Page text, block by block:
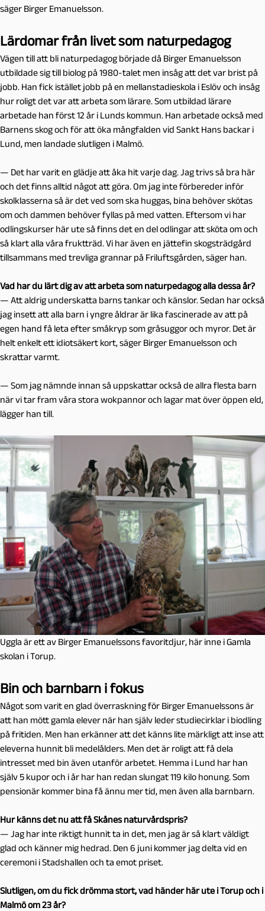
säger Birger Emanuelsson.
Lärdomar från livet som naturpedagog
Vägen till att bli naturpedagog började då Birger Emanuelsson
utbildade sig till biolog på 1980-talet men insåg att det var brist på
jobb. Han fick istället jobb på en mellanstadieskola i Eslöv och insåg
hur roligt det var att arbeta som lärare. Som utbildad lärare
arbetade han först 12 år i Lunds kommun. Han arbetade också med
Barnens skog och för att öka mångfalden vid Sankt Hans backar i
Lund, men landade slutligen i Malmö.
— Det har varit en glädje att åka hit varje dag. Jag trivs så bra här
och det finns alltid något att göra. Om jag inte förbereder inför
skolklasserna så är det ved som ska huggas, bina behöver skötas
om och dammen behöver fyllas på med vatten. Eftersom vi har
odlingskurser här ute så finns det en del odlingar att sköta om och
så klart alla våra fruktträd. Vi har även en jättefin skogsträdgård
tillsammans med trevliga grannar på Friluftsgården, säger han.
Vad har du lärt dig av att arbeta som naturpedagog alla dessa år?
— Att aldrig underskatta barns tankar och känslor. Sedan har också
jag insett att alla barn i yngre åldrar är lika fascinerade av att på
egen hand få leta efter småkryp som gråsuggor och myror. Det är
helt enkelt ett idiotsäkert kort, säger Birger Emanuelsson och
skrattar varmt.
— Som jag nämnde innan så uppskattar också de allra flesta barn
när vi tar fram våra stora wokpannor och lagar mat över öppen eld,
lägger han till.
Uggla är ett av Birger Emanuelssons favoritdjur, här inne i Gamla
skolan i Torup.
Bin och barnbarn i fokus
Något som varit en glad överraskning för Birger Emanuelssons är
att han mött gamla elever när han själv leder studiecirklar i biodling
på fritiden. Men han erkänner att det känns lite märkligt att inse att
eleverna hunnit bli medelålders. Men det är roligt att få dela
intresset med bin även utanför arbetet. Hemma i Lund har han
själv 5 kupor och i år har han redan slungat 119 kilo honung. Som
pensionär kommer bina få ännu mer tid, men även alla barnbarn.
Hur känns det nu att få Skånes naturvårdspris?
— Jag har inte riktigt hunnit ta in det, men jag är så klart väldigt
glad och känner mig hedrad. Den 6 juni kommer jag delta vid en
ceremoni i Stadshallen och ta emot priset.
Slutligen, om du fick drömma stort, vad händer här ute i Torup och i
Malmö om 23 år?